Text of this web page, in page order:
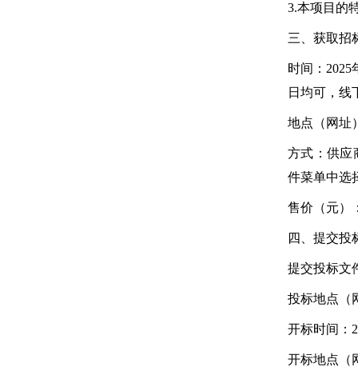
3.本项目的
三、获取招
时间：2025
日均可，线
地点（网址
方式：供应
件菜单中选
售价（元）
四、提交投
提交投标文
投标地点（
开标时间：
开标地点（